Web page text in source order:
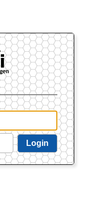
Login